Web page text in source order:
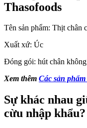
Thasofoods
Tên sản phẩm: Thịt chân
Xuất xứ: Úc
Đóng gói: hút chân không
Xem thêm Các sản
Sự khác nhau
cừu nhập khẩu?